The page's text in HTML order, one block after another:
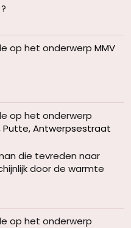
op het onderwerp MMV
op het onderwerp
Putte, Antwerpsestraat
die tevreden naar
door de warmte
op het onderwerp